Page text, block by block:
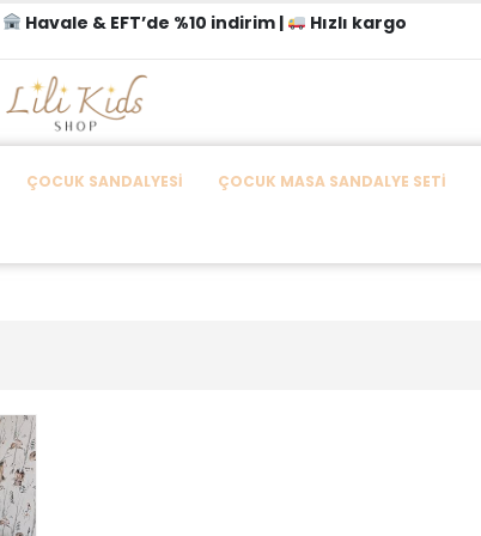
Havale & EFT’de %10 indirim | Hızlı kargo
ÇOCUK SANDALYESI ÇOCUK MASA SANDALYE SETI